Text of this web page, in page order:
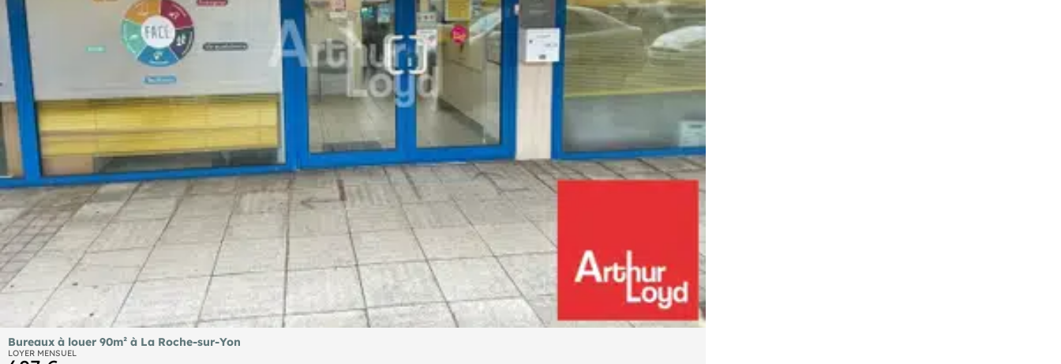
Bureaux à louer 90m² à La Roche-sur-Yon
LOYER MENSUEL